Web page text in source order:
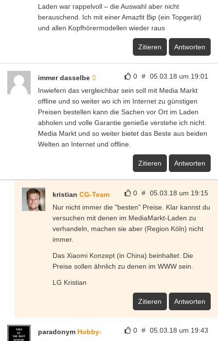
Laden war rappelvoll – die Auswahl aber nicht
berauschend. Ich mit einer Amazfit Bip (ein Topgerät)
und allen Kopfhörermodellen wieder raus
Zitieren Antworten
0 # 05.03.18 um 19:01
immer dasselbe
Inwiefern das vergleichbar sein soll mit Media Markt
offline und so weiter wo ich im Internet zu günstigen
Preisen bestellen kann die Sachen vor Ort im Laden
abholen und volle Garantie genieße verstehe ich nicht.
Media Markt und so weiter bietet das Beste aus beiden
Welten an Internet und offline.
Zitieren Antworten
0 # 05.03.18 um 19:15
kristian CG-Team
Nur nicht immer die "besten" Preise. Klar kannst du
versuchen mit denen im MediaMarkt-Laden zu
verhandeln, machen sie aber (Region Köln) nicht
immer.
Das Xiaomi Konzept (in China) beinhaltet: Die
Preise sollen ähnlich zu denen im WWW sein.
LG Kristian
Zitieren Antworten
0 # 05.03.18 um 19:43
paradonym Hobby-